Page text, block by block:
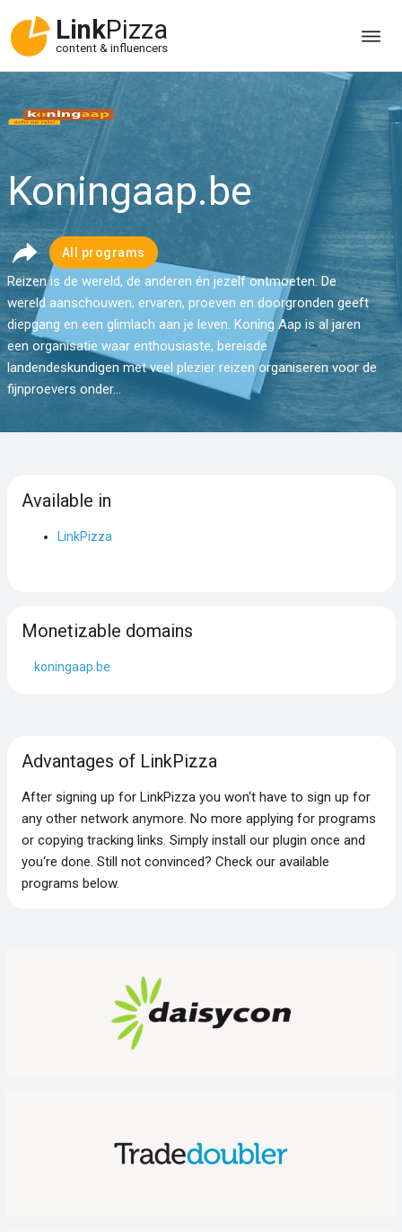
LinkPizza
content & influencers
Koningaap.be
All programs
Reizen is de wereld, de anderen én jezelf ontmoeten. De
wereld aanschouwen, ervaren, proeven en doorgronden geeft
diepgang en een glimlach aan je leven. Koning Aap is al jaren
een organisatie waar enthousiaste, bereisde
landendeskundigen met veel plezier reizen organiseren voor de
fijnproevers onder...
Available in
LinkPizza
Monetizable domains
koningaap.be
Advantages of LinkPizza
After signing up for LinkPizza you won‘t have to sign up for
any other network anymore. No more applying for programs
or copying tracking links. Simply install our plugin once and
you‘re done. Still not convinced? Check our available
programs below.